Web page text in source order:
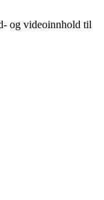
og videoinnhold til